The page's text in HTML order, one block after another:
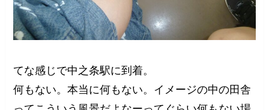
てな感じで中之条駅に到着。
何もない。本当に何もない。イメージの中の田舎